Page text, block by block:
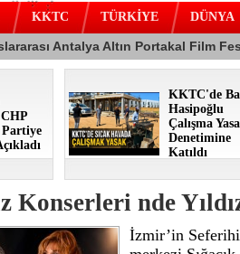
KKTC TÜRKİYE DÜNYA
Partiye
KKTC'de
Hasipoğlu
Çalışma
Denetimine
Katıldı
Konserleri nde
İzmir’in